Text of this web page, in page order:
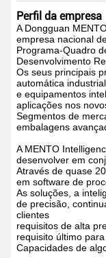
Perfil da empresa
A Dongguan
empresa nacional
Programa-Quadro
Desenvolvimento
Os seus principais
automática industrial.
e equipamentos
aplicações nos
Segmentos de
embalagens
A MENTO
desenvolver em
Através de quase
em software de
As soluções, a
de precisão,
clientes
requisitos de alta
requisito último para
Capacidades de